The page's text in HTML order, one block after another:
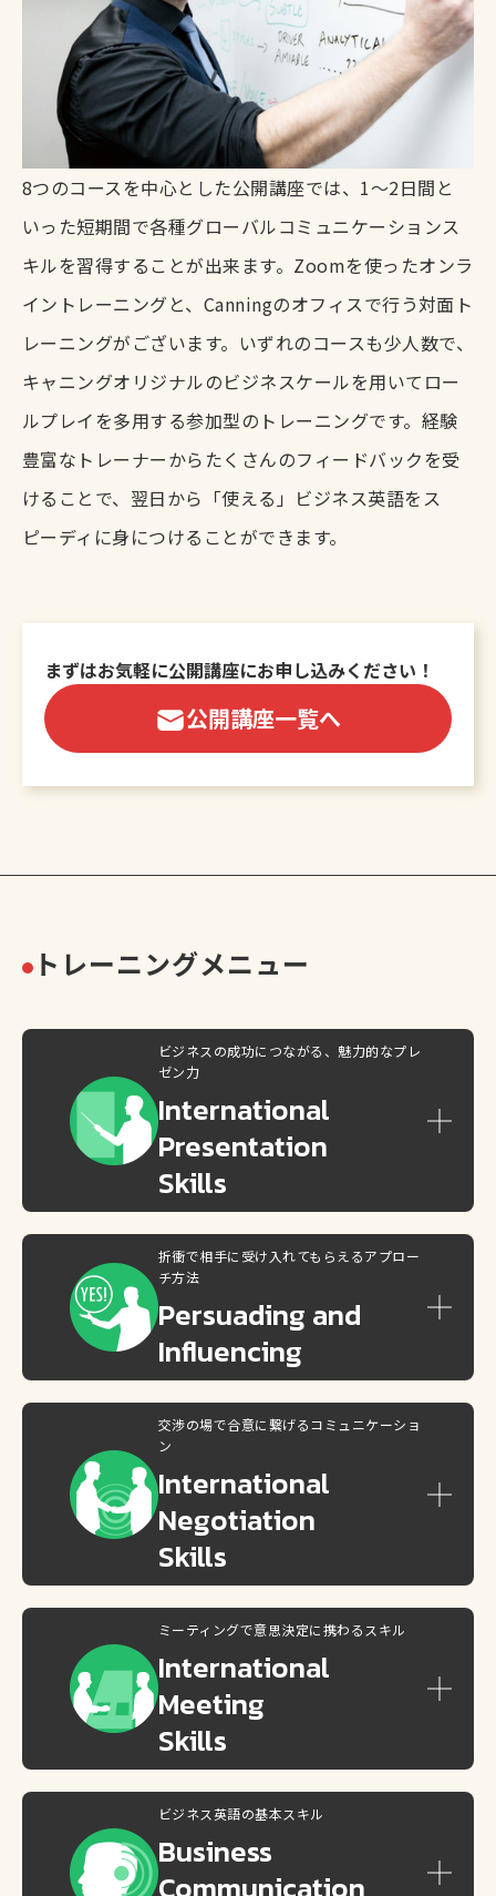
8つのコースを中心とした公開講座では、1～2日間と
いった短期間で各種グローバルコミュニケーションス
キルを習得することが出来ます。 Zoomを使ったオンラ
イントレーニングと、Canningのオフィスで行う対面ト
レーニングがございます。いずれのコースも少人数で、
キャニングオリジナルのビジネスケールを用いてロー
ルプレイを多用する参加型のトレーニングです。 経験
豊富なトレーナーからたくさんのフィードバックを受
けることで、翌日から「使える」ビジネス英語をス
ピーディに身につけることができます。
まずはお気軽に公開講座にお申し込みください！
公開講座一覧へ
トレーニングメニュー
ビジネスの成功につながる、魅力的なプレ
ゼン力
International
Presentation
Skills
折衝で相手に受け入れてもらえるアプロー
チ方法
Persuading and
Influencing
交渉の場で合意に繋げるコミュニケーショ
ン
International
Negotiation
Skills
ミーティングで意思決定に携わるスキル
International
Meeting
Skills
ビジネス英語の基本スキル
Business